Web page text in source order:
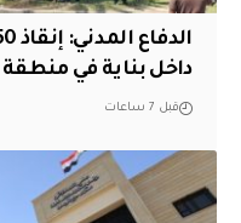
داخل بناية في منطقة
قبل 7 ساعات